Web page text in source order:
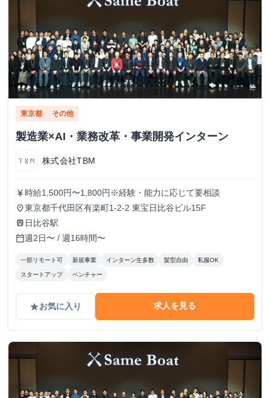
東京都 その他
製造業×AI・業務改革・事業開発インターン
株式会社TBM
currency_yen 時給1,500円〜1,800円※経験・能力に応じて要相談
place東京都千代田区有楽町1-2-2 東宝日比谷ビル15F
train 日比谷駅
calendar_today週2日〜 / 週16時間〜
一部リモート可 新規事業 インターン生多数 髪型自由 私服OK
スタートアップ ベンチャー
gradeお気に入り 求人を見る